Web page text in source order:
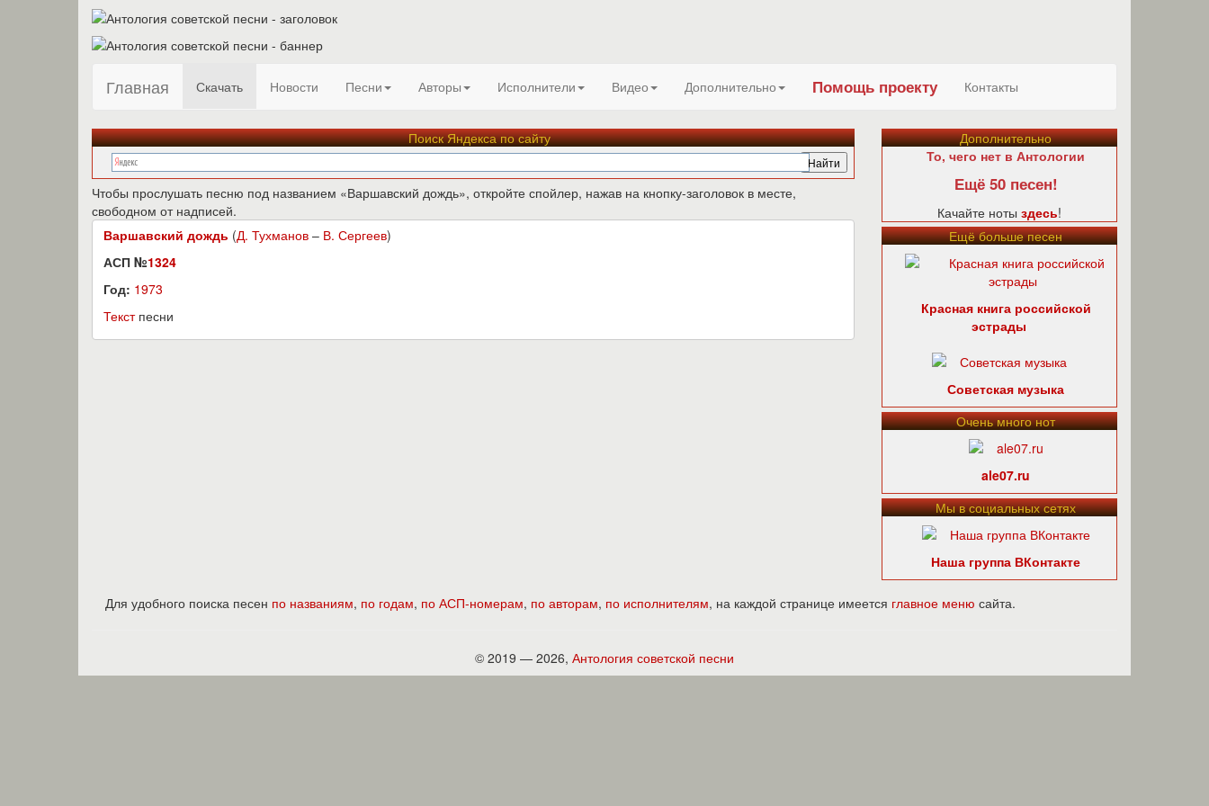
Главная Скачать Новости Песни Авторы Исполнители Видео Дополнительно Помощь проекту Контакты
Поиск Яндекса по сайту
Чтобы прослушать песню под названием «Варшавский дождь», откройте спойлер, нажав на кнопку-заголовок в месте,
свободном от надписей.
Варшавский дождь (Д. Тухманов – В. Сергеев)
АСП №1324
Год: 1973
Текстпесни
Дополнительно
То, чего нет в Антологии
Ещё 50 песен!
Качайте ноты здесь!
Ещё больше песен
Красная книга российской
эстрады
Советская музыка
Очень много нот
ale07.ru
Мы в социальных сетях
Наша группа ВКонтакте
Для удобного поиска песен по названиям, по годам, по АСП-номерам, по авторам, по исполнителям, на каждой странице имеется главное меню сайта.
© 2019 — 2026, Антология советской песни